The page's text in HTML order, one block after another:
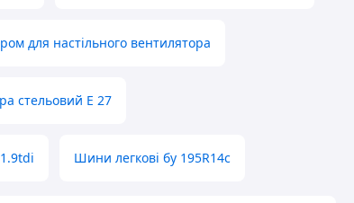
для настільного вентилятора
стельовий E 27
Шини легкові бу 195R14c